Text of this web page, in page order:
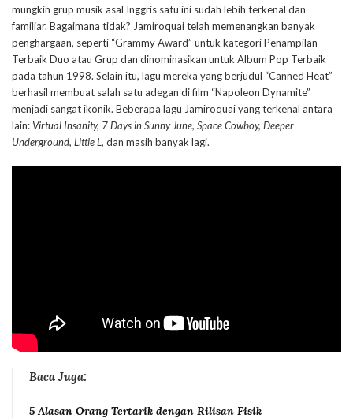
mungkin grup musik asal Inggris satu ini sudah lebih terkenal dan
familiar. Bagaimana tidak? Jamiroquai telah memenangkan banyak
penghargaan, seperti “Grammy Award” untuk kategori Penampilan
Terbaik Duo atau Grup dan dinominasikan untuk Album Pop Terbaik
pada tahun 1998. Selain itu, lagu mereka yang berjudul “Canned Heat”
berhasil membuat salah satu adegan di film “Napoleon Dynamite”
menjadi sangat ikonik. Beberapa lagu Jamiroquai yang terkenal antara
lain: Virtual Insanity, 7 Days in Sunny June, Space Cowboy, Deeper
Underground, Little L, dan masih banyak lagi.
Baca Juga:
5 Alasan Orang Tertarik dengan Rilisan Fisik